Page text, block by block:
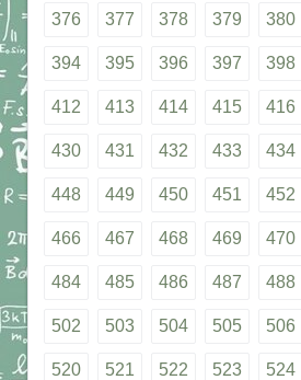
376 377 378 379 380
394 395 396 397 398
412 413 414 415 416
430 431 432 433 434
448 449 450 451 452
466 467 468 469 470
484 485 486 487 488
502 503 504 505 506
520 521 522 523 524